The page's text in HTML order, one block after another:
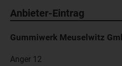
Anbieter-Eintrag
Gummiwerk Meuselwitz
Anger 12